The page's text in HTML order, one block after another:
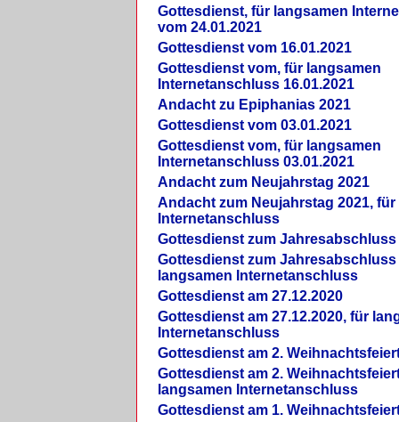
Gottesdienst, für langsamen
vom 24.01.2021
Gottesdienst vom 16.01.2021
Gottesdienst vom, für langsamen
Internetanschluss 16.01.2021
Andacht zu Epiphanias 2021
Gottesdienst vom 03.01.2021
Gottesdienst vom, für langsamen
Internetanschluss 03.01.2021
Andacht zum Neujahrstag 2021
Andacht zum Neujahrstag 2021,
Internetanschluss
Gottesdienst zum Jahresabschluss
Gottesdienst zum Jahresabschluss
langsamen Internetanschluss
Gottesdienst am 27.12.2020
Gottesdienst am 27.12.2020, für
Internetanschluss
Gottesdienst am 2.
Gottesdienst am 2.
langsamen Internetanschluss
Gottesdienst am 1.